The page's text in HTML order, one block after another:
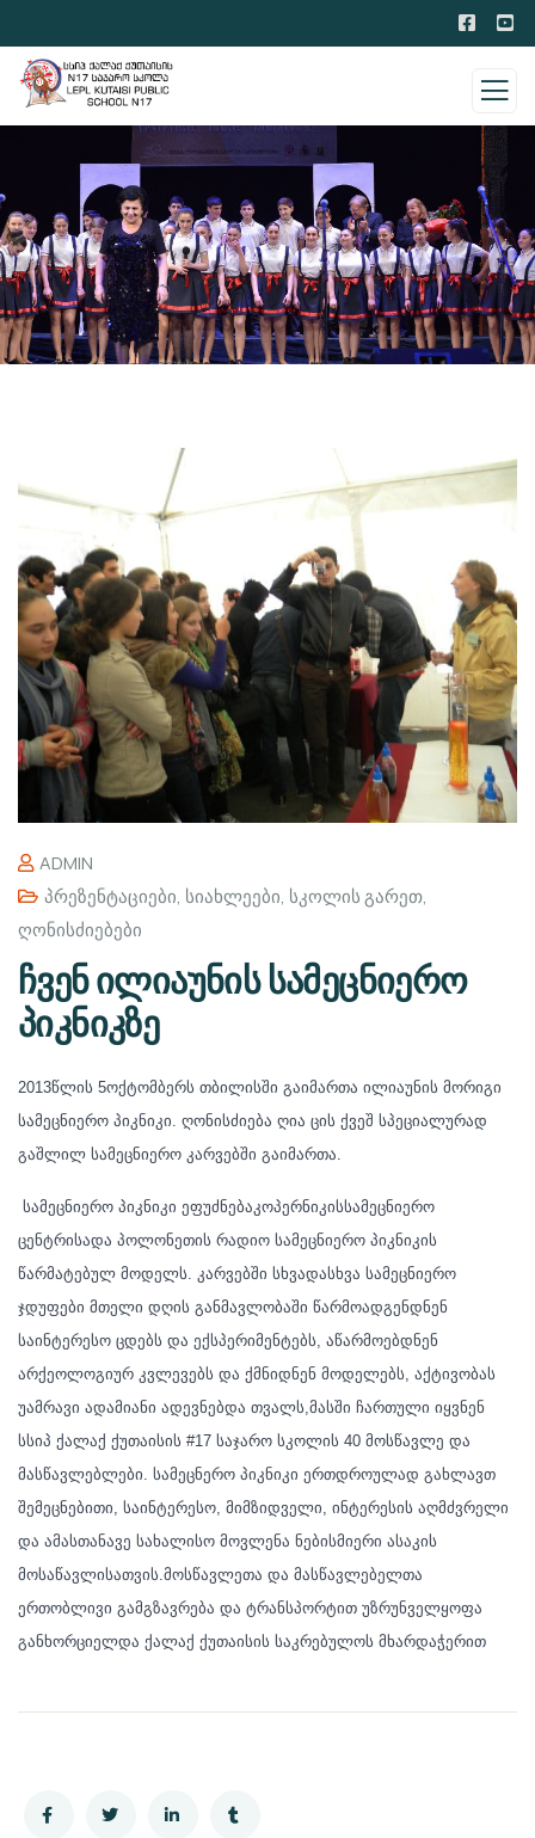
ADMIN
Პრეზენტაციები, Სიახლეები, Სკოლის Გარეთ,
Ღონისძიებები
ჩვენ ილიაუნის სამეცნიერო
პიკნიკზე
2013წლის 5ოქტომბერს თბილისში გაიმართა ილიაუნის მორიგი
სამეცნიერო პიკნიკი. ღონისძიება ღია ცის ქვეშ სპეციალურად
გაშლილ სამეცნიერო კარვებში გაიმართა.
სამეცნიერო პიკნიკი ეფუძნებაკოპერნიკისსამეცნიერო
ცენტრისადა პოლონეთის რადიო სამეცნიერო პიკნიკის
წარმატებულ მოდელს. კარვებში სხვადასხვა სამეცნიერო
ჯდუფები მთელი დღის განმავლობაში წარმოადგენდნენ
საინტერესო ცდებს და ექსპერიმენტებს, აწარმოებდნენ
არქეოლოგიურ კვლევებს და ქმნიდნენ მოდელებს, აქტივობას
უამრავი ადამიანი ადევნებდა თვალს,მასში ჩართული იყვნენ
სსიპ ქალაქ ქუთაისის #17 საჯარო სკოლის 40 მოსწავლე და
მასწავლებლები. სამეცნერო პიკნიკი ერთდროულად გახლავთ
შემეცნებითი, საინტერესო, მიმზიდველი, ინტერესის აღმძვრელი
და ამასთანავე სახალისო მოვლენა ნებისმიერი ასაკის
მოსაწავლისათვის.მოსწავლეთა და მასწავლებელთა
ერთობლივი გამგზავრება და ტრანსპორტით უზრუნველყოფა
განხორციელდა ქალაქ ქუთაისის საკრებულოს მხარდაჭერით